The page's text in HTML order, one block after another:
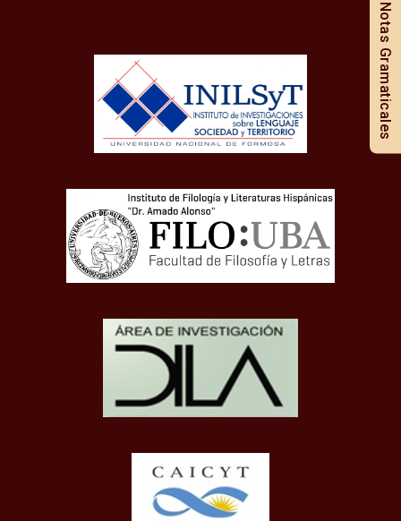
Notas Gramaticales